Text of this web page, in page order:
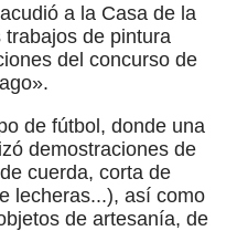
a la Casa de la
de pintura
del concurso de
de fútbol, donde una
demostraciones de
cuerda, corta de
lecheras...), así como
de artesanía, de